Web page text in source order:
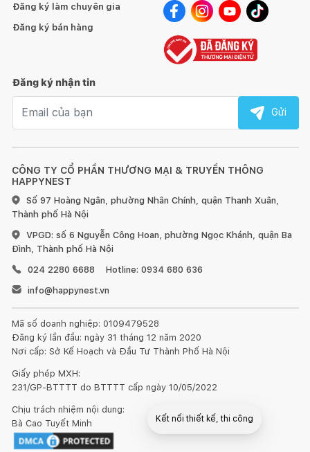
CÔNG TY CỔ PHẦN THƯƠNG MẠI & TRUYỀN THÔNG
HAPPYNEST
Số 97 Hoàng Ngân, phường Nhân Chính, quận Thanh Xuân,
Thành phố Hà Nội
VPGD: số 6 Nguyễn Công Hoan, phường Ngọc Khánh, quận Ba
Đình, Thành phố Hà Nội
024 2280 6688
Hotline: 0934 680 636
info@happynest.vn
Mã số doanh nghiệp: 0109479528
Đăng ký lần đầu: ngày 31 tháng 12 năm 2020
Nơi cấp: Sở Kế Hoạch và Đầu Tư Thành Phố Hà Nội
Giấy phép MXH:
231/GP-BTTTT do BTTTT cấp ngày 10/05/2022
Chịu trách nhiệm nội dung:
Bà Cao Tuyết Minh
Đăng ký làm chuyên gia
Đăng ký bán hàng
Đăng ký nhận tin
Gửi
Kết nối thiết kế, thi công